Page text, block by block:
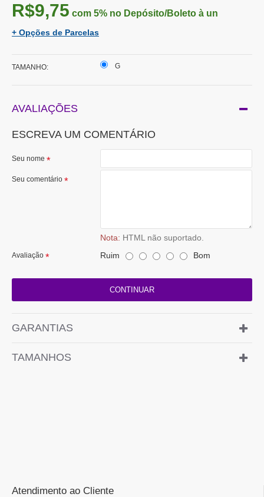
R$9,75 com 5% no Depósito/Boleto à un
+ Opções de Parcelas
TAMANHO: G
AVALIAÇÕES
ESCREVA UM COMENTÁRIO
Seu nome
Seu comentário
Nota: HTML não suportado.
Avaliação Ruim Bom
CONTINUAR
GARANTIAS
TAMANHOS
Atendimento ao Cliente